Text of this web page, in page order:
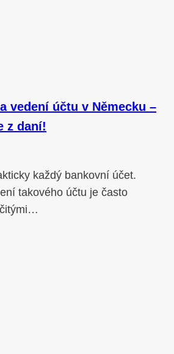
vedení účtu v Německu –
z daní!
každý bankovní účet.
takového účtu je často